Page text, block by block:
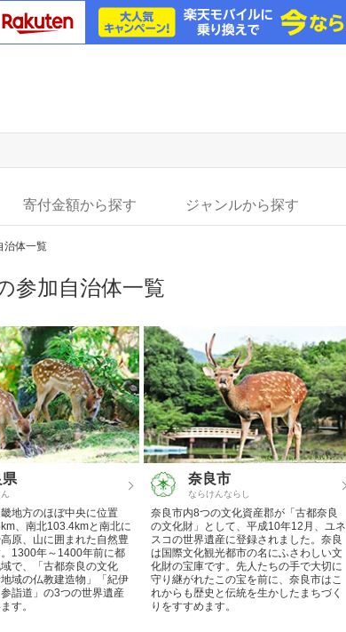
寄付金額から探す ジャンルから探す
治体一覧
参加自治体一覧
県
地方のほぼ中央に位置
、南北103.4kmと南北に
原、山に囲まれた自然豊
1300年～1400年前に都
で、「古都奈良の文化
域の仏教建造物」「紀伊
詣道」の3つの世界遺産
す。
奈良市
ならけんならし
奈良市内8つの文化資産郡が「古都奈良
の文化財」として、平成10年12月、ユネ
スコの世界遺産に登録されました。奈良
は国際文化観光都市の名にふさわしい文
化財の宝庫です。先人たちの手で大切に
守り継がれたこの宝を前に、奈良市はこ
れからも歴史と伝統を生かしたまちづく
りをすすめます。